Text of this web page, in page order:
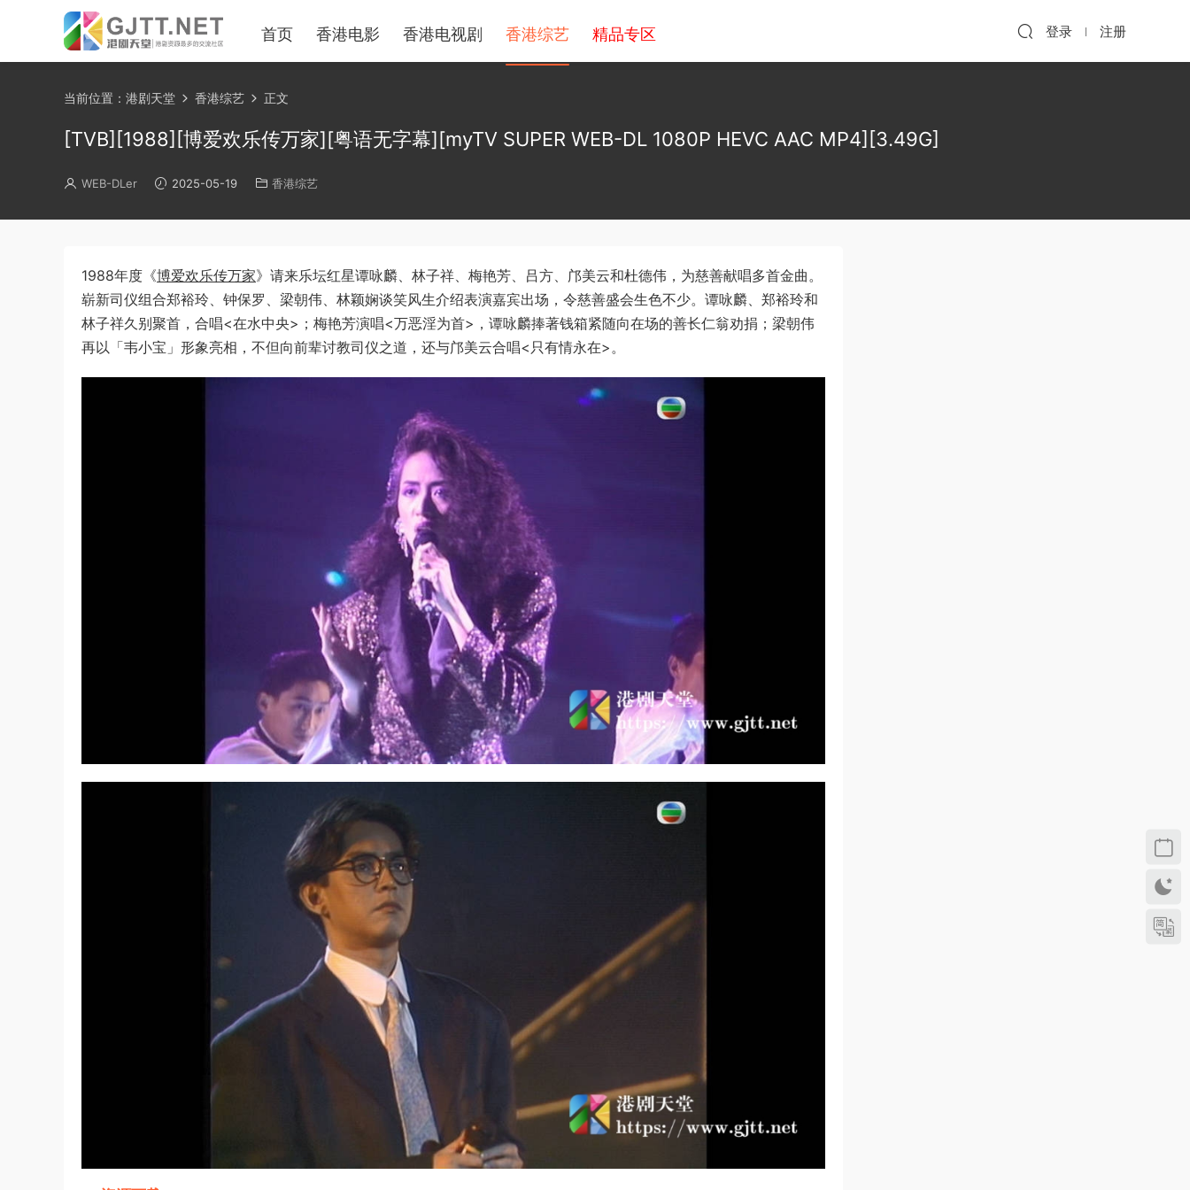
首页 香港电影 香港电视剧 香港综艺 精品专区 登录 注册
当前位置： 港剧天堂 香港综艺 正文
[TVB][1988][博爱欢乐传万家][粤语无字幕][myTV SUPER WEB-DL 1080P HEVC AAC MP4][3.49G]
WEB-DLer 2025-05-19 香港综艺
1988年度《博爱欢乐传万家》请来乐坛红星谭咏麟、林子祥、梅艳芳、吕方、邝美云和杜德伟，为慈善献唱多首金曲。
崭新司仪组合郑裕玲、钟保罗、梁朝伟、林颖娴谈笑风生介绍表演嘉宾出场，令慈善盛会生色不少。谭咏麟、郑裕玲和
林子祥久别聚首，合唱<在水中央>；梅艳芳演唱<万恶淫为首>，谭咏麟捧著钱箱紧随向在场的善长仁翁劝捐；梁朝伟
再以「韦小宝」形象亮相，不但向前辈讨教司仪之道，还与邝美云合唱<只有情永在>。